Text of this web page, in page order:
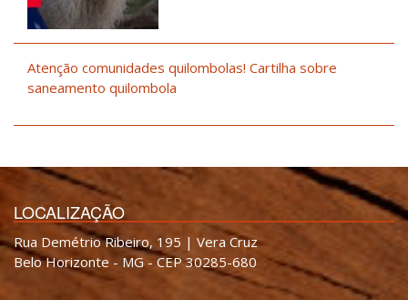
Atenção comunidades quilombolas! Cartilha sobre
saneamento quilombola
LOCALIZAÇÃO
Rua Demétrio Ribeiro, 195 | Vera Cruz
Belo Horizonte - MG - CEP 30285-680